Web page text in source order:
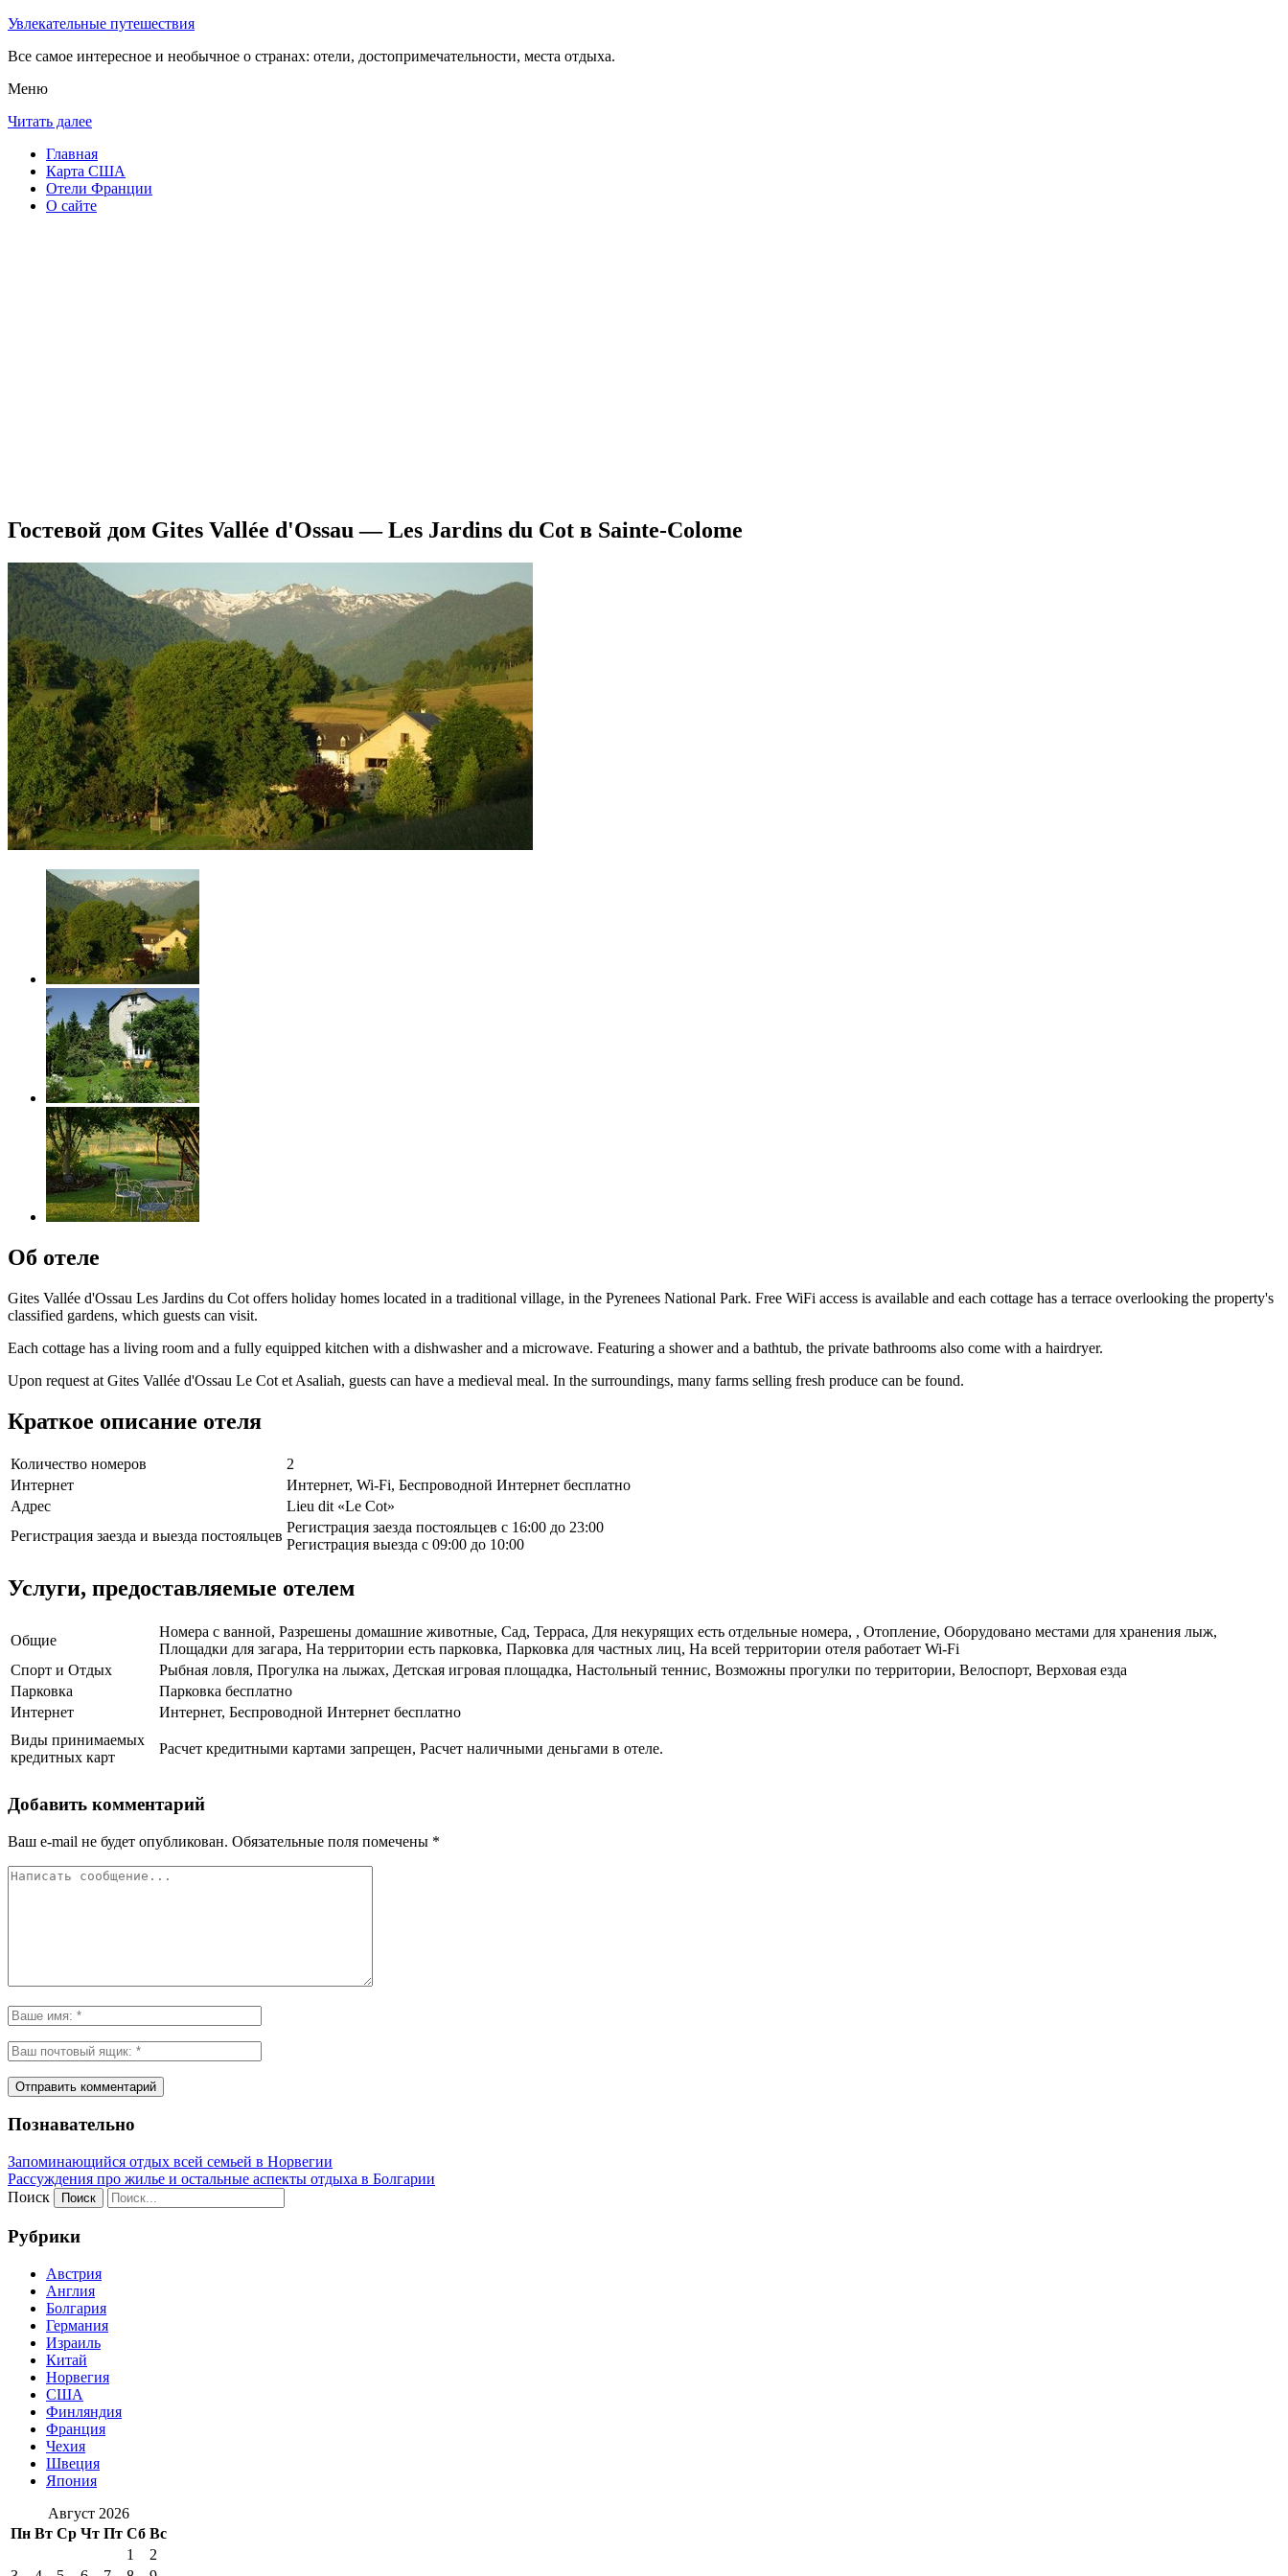
Увлекательные путешествия
Все самое интересное и необычное о странах: отели, достопримечательности, места отдыха.
Меню
Читать далее
Главная
Карта США
Отели Франции
О сайте
Гостевой дом Gites Vallée d'Ossau — Les Jardins du Cot в Sainte-Colome
Об отеле
Gites Vallée d'Ossau Les Jardins du Cot offers holiday homes located in a traditional village, in the Pyrenees National Park. Free WiFi access is available and each cottage has a terrace overlooking the property's
classified gardens, which guests can visit.
Each cottage has a living room and a fully equipped kitchen with a dishwasher and a microwave. Featuring a shower and a bathtub, the private bathrooms also come with a hairdryer.
Upon request at Gites Vallée d'Ossau Le Cot et Asaliah, guests can have a medieval meal. In the surroundings, many farms selling fresh produce can be found.
Краткое описание отеля
Количество номеров
2
Интернет
Интернет, Wi-Fi, Беспроводной Интернет бесплатно
Адрес
Lieu dit «Le Cot»
Регистрация заезда и выезда постояльцев
Регистрация заезда постояльцев с 16:00 до 23:00
Регистрация выезда с 09:00 до 10:00
Услуги, предоставляемые отелем
Общие
Номера с ванной, Разрешены домашние животные, Сад, Терраса, Для некурящих есть отдельные номера, , Отопление, Оборудовано местами для хранения лыж,
Площадки для загара, На территории есть парковка, Парковка для частных лиц, На всей территории отеля работает Wi-Fi
Спорт и Отдых
Рыбная ловля, Прогулка на лыжах, Детская игровая площадка, Настольный теннис, Возможны прогулки по территории, Велоспорт, Верховая езда
Парковка
Парковка бесплатно
Интернет
Интернет, Беспроводной Интернет бесплатно
Виды принимаемых
кредитных карт
Расчет кредитными картами запрещен, Расчет наличными деньгами в отеле.
Добавить комментарий
Ваш e-mail не будет опубликован. Обязательные поля помечены *
Познавательно
Запоминающийся отдых всей семьей в Норвегии
Рассуждения про жилье и остальные аспекты отдыха в Болгарии
Поиск
Рубрики
Австрия
Англия
Болгария
Германия
Израиль
Китай
Норвегия
США
Финляндия
Франция
Чехия
Швеция
Япония
Август 2026
Пн Вт Ср Чт Пт Сб Вс
1
2